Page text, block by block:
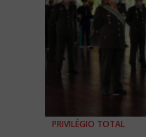
PRIVILÉGIO TOTAL